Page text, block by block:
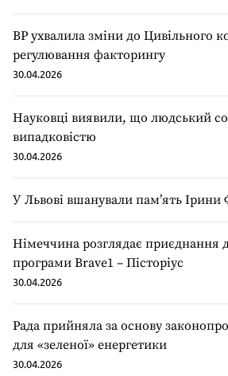
ВР ухвалила зміни до Цивільного
регулювання факторингу
30.04.2026
Науковці виявили, що людський
випадковістю
30.04.2026
У Львові вшанували пам’ять Ірини
Німеччина розглядає приєднання
програми Brave1 – Пісторіус
30.04.2026
Рада прийняла за основу
для «зеленої» енергетики
30.04.2026